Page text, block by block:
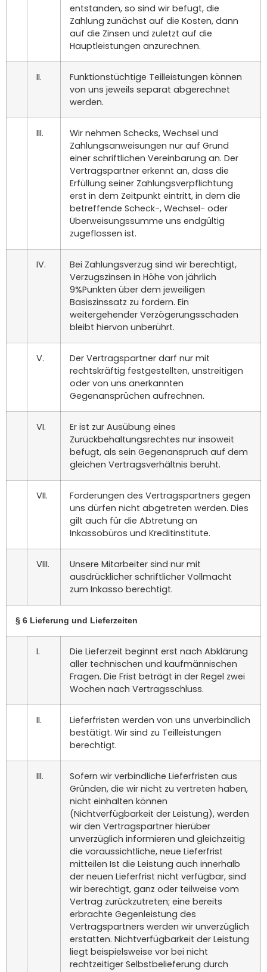
entstanden, so sind wir befugt, die
Zahlung zunächst auf die Kosten, dann
auf die Zinsen und zuletzt auf die
Hauptleistungen anzurechnen.
II.
Funktionstüchtige Teilleistungen können
von uns jeweils separat abgerechnet
werden.
III.
Wir nehmen Schecks, Wechsel und
Zahlungsanweisungen nur auf Grund
einer schriftlichen Vereinbarung an. Der
Vertragspartner erkennt an, dass die
Erfüllung seiner Zahlungsverpflichtung
erst in dem Zeitpunkt eintritt, in dem die
betreffende Scheck-, Wechsel- oder
Überweisungssumme uns endgültig
zugeflossen ist.
IV.
Bei Zahlungsverzug sind wir berechtigt,
Verzugszinsen in Höhe von jährlich
9%Punkten über dem jeweiligen
Basiszinssatz zu fordern. Ein
weitergehender Verzögerungsschaden
bleibt hiervon unberührt.
V.
Der Vertragspartner darf nur mit
rechtskräftig festgestellten, unstreitigen
oder von uns anerkannten
Gegenansprüchen aufrechnen.
VI.
Er ist zur Ausübung eines
Zurückbehaltungsrechtes nur insoweit
befugt, als sein Gegenanspruch auf dem
gleichen Vertragsverhältnis beruht.
VII.
Forderungen des Vertragspartners gegen
uns dürfen nicht abgetreten werden. Dies
gilt auch für die Abtretung an
Inkassobüros und Kreditinstitute.
VIII.
Unsere Mitarbeiter sind nur mit
ausdrücklicher schriftlicher Vollmacht
zum Inkasso berechtigt.
§ 6 Lieferung und Lieferzeiten
I.
Die Lieferzeit beginnt erst nach Abklärung
aller technischen und kaufmännischen
Fragen. Die Frist beträgt in der Regel zwei
Wochen nach Vertragsschluss.
II.
Lieferfristen werden von uns unverbindlich
bestätigt. Wir sind zu Teilleistungen
berechtigt.
III.
Sofern wir verbindliche Lieferfristen aus
Gründen, die wir nicht zu vertreten haben,
nicht einhalten können
(Nichtverfügbarkeit der Leistung), werden
wir den Vertragspartner hierüber
unverzüglich informieren und gleichzeitig
die voraussichtliche, neue Lieferfrist
mitteilen Ist die Leistung auch innerhalb
der neuen Lieferfrist nicht verfügbar, sind
wir berechtigt, ganz oder teilweise vom
Vertrag zurückzutreten; eine bereits
erbrachte Gegenleistung des
Vertragspartners werden wir unverzüglich
erstatten. Nichtverfügbarkeit der Leistung
liegt beispielsweise vor bei nicht
rechtzeitiger Selbstbelieferung durch